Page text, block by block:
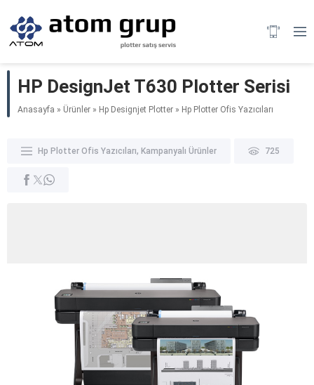
HP DesignJet T630 Plotter Serisi
Anasayfa » Ürünler » Hp Designjet Plotter » Hp Plotter Ofis Yazıcıları
Hp Plotter Ofis Yazıcıları, Kampanyalı Ürünler 725